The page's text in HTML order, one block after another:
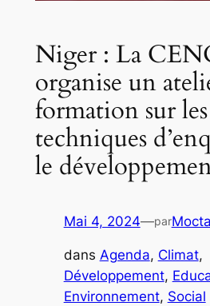
Niger : La
organise un
formation sur les
techniques
le
Mai 4, 2024—par
dans Agenda, Climat
Développement,
Environnement, Social